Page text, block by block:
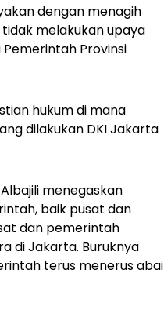
dengan menagih
melakukan upaya
Provinsi
hukum di mana
dilakukan DKI Jakarta
menegaskan
baik pusat dan
dan pemerintah
di Jakarta. Buruknya
terus menerus abai